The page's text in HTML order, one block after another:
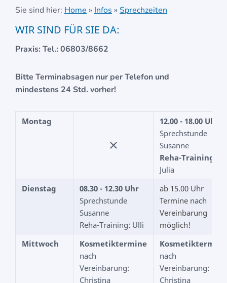
Sie sind hier: Home » Infos » Sprechzeiten
WIR SIND FÜR SIE DA:
Praxis: Tel.: 06803/8662
Bitte Terminabsagen nur per Telefon und
mindestens 24 Std. vorher!
Montag
12.00 - 18.00 Uhr
Sprechstunde
Susanne
Reha-Training:
Julia
Dienstag
08.30 - 12.30 Uhr
Sprechstunde
Susanne
Reha-Training: Ulli
ab 15.00 Uhr
Termine nach
Vereinbarung
möglich!
Mittwoch
Kosmetiktermine
nach
Vereinbarung:
Christina
Kosmetiktermine
nach
Vereinbarung:
Christina